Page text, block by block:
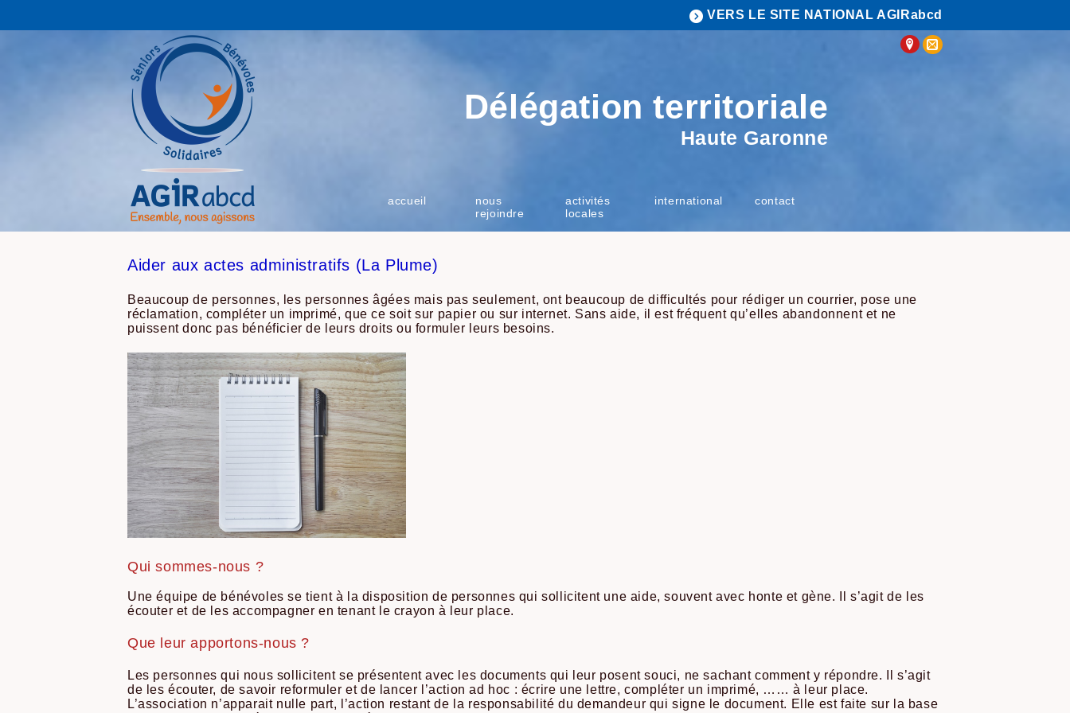
VERS LE SITE NATIONAL AGIRabcd
Délégation territoriale
Haute Garonne
accueil
nous
rejoindre
activités
locales
international contact
Aider aux actes administratifs (La Plume)
Beaucoup de personnes, les personnes âgées mais pas seulement, ont beaucoup de difficultés pour rédiger un courrier, pose une
réclamation, compléter un imprimé, que ce soit sur papier ou sur internet. Sans aide, il est fréquent qu’elles abandonnent et ne
puissent donc pas bénéficier de leurs droits ou formuler leurs besoins.
Qui sommes-nous ?
Une équipe de bénévoles se tient à la disposition de personnes qui sollicitent une aide, souvent avec honte et gène. Il s’agit de les
écouter et de les accompagner en tenant le crayon à leur place.
Que leur apportons-nous ?
Les personnes qui nous sollicitent se présentent avec les documents qui leur posent souci, ne sachant comment y répondre. Il s’agit
de les écouter, de savoir reformuler et de lancer l’action ad hoc : écrire une lettre, compléter un imprimé, …… à leur place.
L’association n’apparait nulle part, l’action restant de la responsabilité du demandeur qui signe le document. Elle est faite sur la base